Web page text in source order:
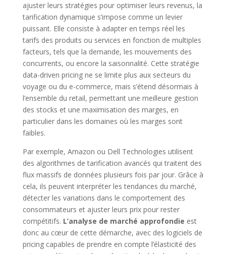
ajuster leurs stratégies pour optimiser leurs revenus, la
tarification dynamique s’impose comme un levier
puissant. Elle consiste à adapter en temps réel les
tarifs des produits ou services en fonction de multiples
facteurs, tels que la demande, les mouvements des
concurrents, ou encore la saisonnalité. Cette stratégie
data-driven pricing ne se limite plus aux secteurs du
voyage ou du e-commerce, mais s’étend désormais à
l’ensemble du retail, permettant une meilleure gestion
des stocks et une maximisation des marges, en
particulier dans les domaines où les marges sont
faibles.
Par exemple, Amazon ou Dell Technologies utilisent
des algorithmes de tarification avancés qui traitent des
flux massifs de données plusieurs fois par jour. Grâce à
cela, ils peuvent interpréter les tendances du marché,
détecter les variations dans le comportement des
consommateurs et ajuster leurs prix pour rester
compétitifs. L’analyse de marché approfondie est
donc au cœur de cette démarche, avec des logiciels de
pricing capables de prendre en compte l’élasticité des